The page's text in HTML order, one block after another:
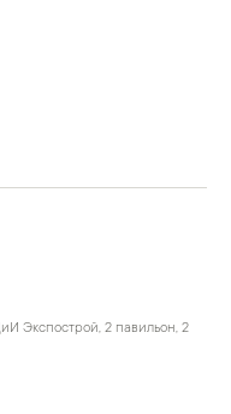
Экспострой, 2 павильон, 2